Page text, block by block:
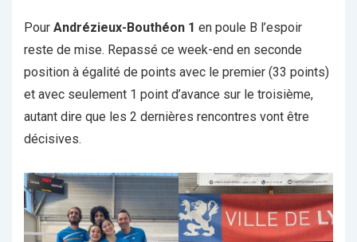
Pour Andrézieux-Bouthéon 1 en poule B l’espoir
reste de mise. Repassé ce week-end en seconde
position à égalité de points avec le premier (33 points)
et avec seulement 1 point d’avance sur le troisième,
autant dire que les 2 dernières rencontres vont être
décisives.